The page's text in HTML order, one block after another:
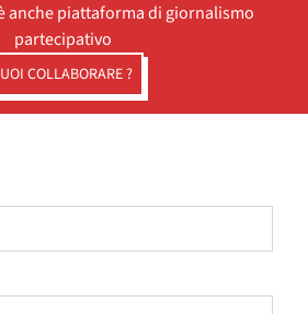
anche piattaforma di giornalismo
partecipativo
COLLABORARE ?